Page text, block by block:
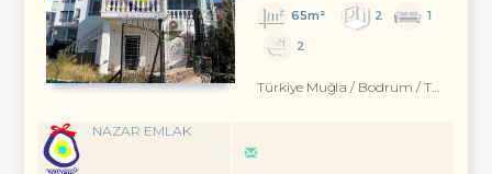
65m² 2
1
2
Türkiye Muğla / Bodrum / Turgutreis
NAZAR EMLAK